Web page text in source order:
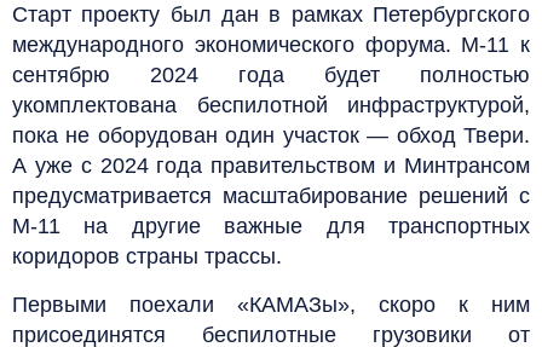
Старт проекту был дан в рамках Петербургского
международного экономического форума. М-11 к
сентябрю 2024 года будет полностью
укомплектована беспилотной инфраструктурой,
пока не оборудован один участок — обход Твери.
А уже с 2024 года правительством и Минтрансом
предусматривается масштабирование решений с
М-11 на другие важные для транспортных
коридоров страны трассы.
Первыми поехали «КАМАЗы», скоро к ним
присоединятся беспилотные грузовики от